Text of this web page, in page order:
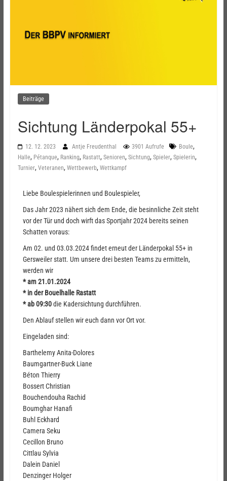
Beiträge
Sichtung Länderpokal 55+
12. 12. 2023 Antje Freudenthal 3901 Aufrufe Boule,
Halle, Pétanque, Ranking, Rastatt, Senioren, Sichtung, Spieler, Spielerin,
Turnier, Veteranen, Wettbewerb, Wettkampf
Liebe Boulespielerinnen und Boulespieler,
Das Jahr 2023 nähert sich dem Ende, die besinnliche Zeit steht
vor der Tür und doch wirft das Sportjahr 2024 bereits seinen
Schatten voraus:
Am 02. und 03.03.2024 findet erneut der Länderpokal 55+ in
Gersweiler statt. Um unsere drei besten Teams zu ermitteln,
werden wir
* am 21.01.2024
* in der Bouelhalle Rastatt
* ab 09:30die Kadersichtung durchführen.
Den Ablauf stellen wir euch dann vor Ort vor.
Eingeladen sind:
Barthelemy Anita-Dolores
Baumgartner-Buck Liane
Béton Thierry
Bossert Christian
Bouchendouha Rachid
Boumghar Hanafi
Buhl Eckhard
Camera Seku
Cecillon Bruno
Cittlau Sylvia
Dalein Daniel
Denzinger Holger